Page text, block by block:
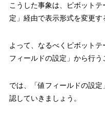
こうした事象は、ピボット
定」経由で表示形式を変更す
よって、 なるべくピボット
フィールドの設定」から行う
では、「値フィールドの設
認していきましょう。